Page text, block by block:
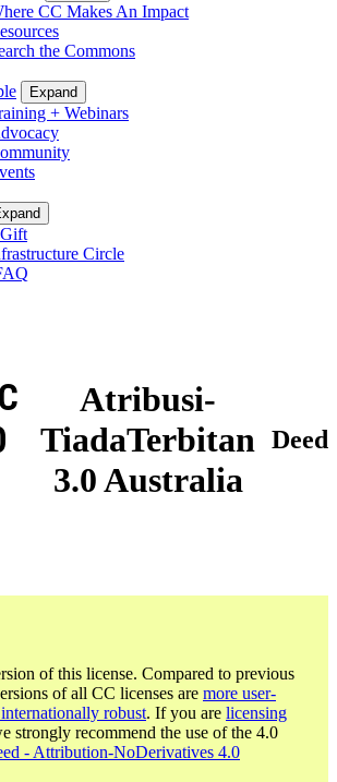
CC Makes An Impact
the Commons
Expand
+ Webinars
Circle
Atribusi-
TiadaTerbitan
3.0 Australia
Deed
of this license. Compared to previous
of all CC licenses are more user-
robust. If you are licensing
strongly recommend the use of the 4.0
- Attribution-NoDerivatives 4.0